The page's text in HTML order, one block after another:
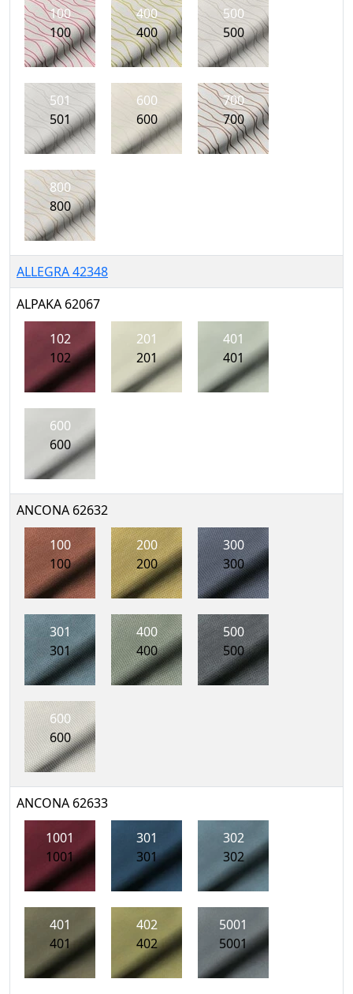
100
100
400
400
500
500
501
501
600
600
700
700
800
800
ALLEGRA 42348
ALPAKA 62067
102
102
201
201
401
401
600
600
ANCONA 62632
100
100
200
200
300
300
301
301
400
400
500
500
600
600
ANCONA 62633
1001
1001
301
301
302
302
401
401
402
402
5001
5001